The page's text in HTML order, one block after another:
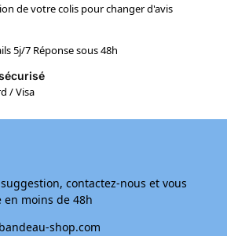
de votre colis pour changer d'avis
5j/7 Réponse sous 48h
/ Visa
contactez-nous et vous
en moins de 48h
shop.com